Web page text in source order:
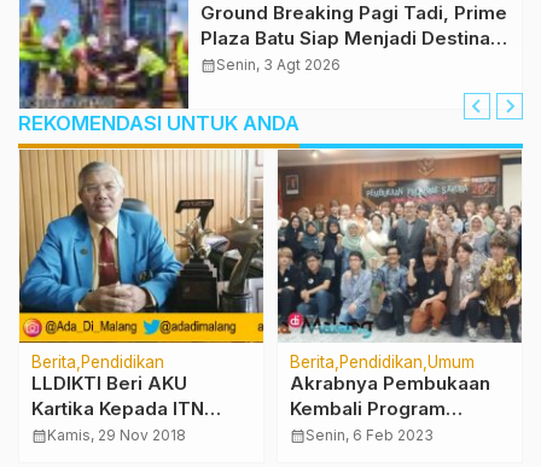
Ground Breaking Pagi Tadi, Prime
Plaza Batu Siap Menjadi Destinasi
Pilihan di Kota Batu
calendar_monthSenin, 3 Agt 2026
REKOMENDASI UNTUK ANDA
Berita Pendidikan
LLDIKTI Beri AKU
Kartika Kepada ITN
Malang
calendar_monthKamis, 29 Nov 2018
Berita Pendidikan Umum
Akrabnya Pembukaan
Kembali Program
Sakura Di Kampus ABM
calendar_monthSenin, 6 Feb 2023